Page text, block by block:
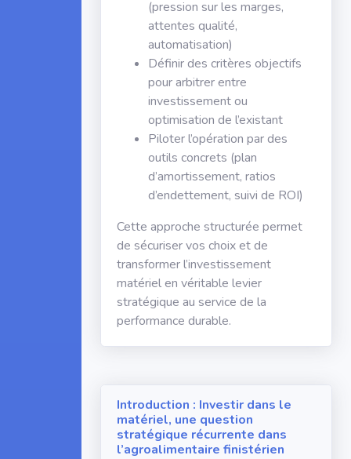
(pression sur les marges,
attentes qualité,
automatisation)
Définir des critères objectifs
pour arbitrer entre
investissement ou
optimisation de l’existant
Piloter l’opération par des
outils concrets (plan
d’amortissement, ratios
d’endettement, suivi de ROI)
Cette approche structurée permet
de sécuriser vos choix et de
transformer l’investissement
matériel en véritable levier
stratégique au service de la
performance durable.
Introduction : Investir dans le
matériel, une question
stratégique récurrente dans
l’agroalimentaire finistérien